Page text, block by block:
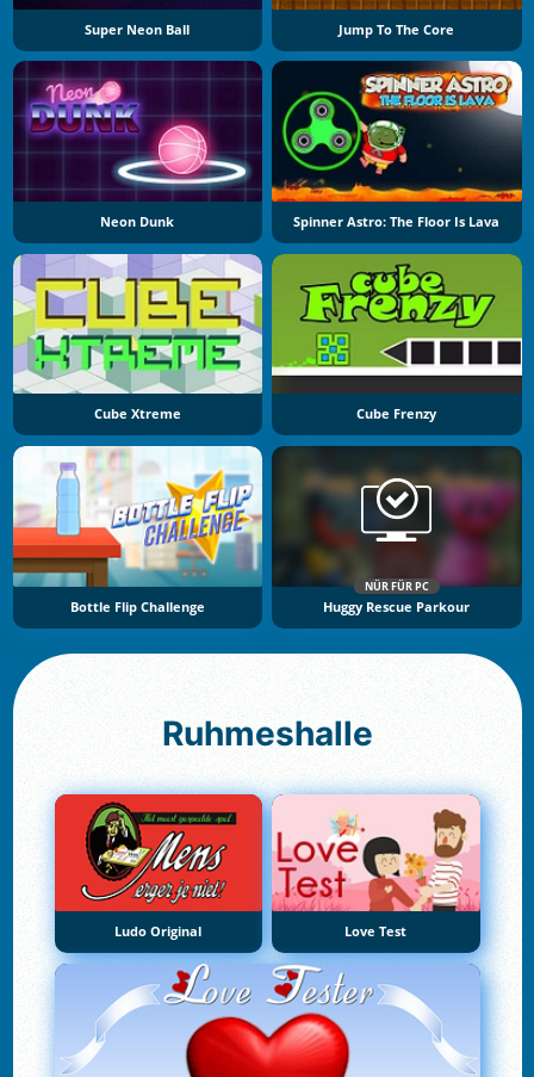
Super Neon Ball Jump To The Core
Neon Dunk Spinner Astro: The Floor Is Lava
Cube Xtreme Cube Frenzy
Bottle Flip Challenge
NÜR FÜR PC
Huggy Rescue Parkour
Ruhmeshalle
Ludo Original Love Test